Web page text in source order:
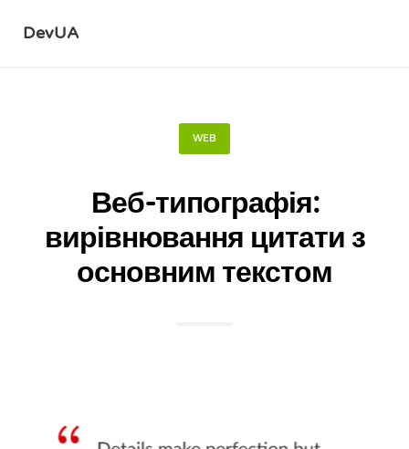
DevUA
WEB
Веб-типографія:
вирівнювання цитати з
основним текстом